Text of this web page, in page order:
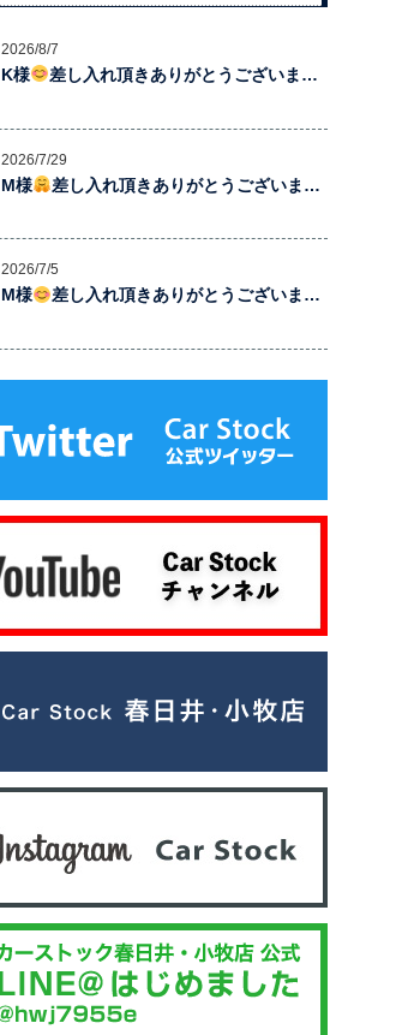
2026/8/7
K様 差し入れ頂きありがとうございま…
2026/7/29
M様 差し入れ頂きありがとうございま…
2026/7/5
M様 差し入れ頂きありがとうございま…